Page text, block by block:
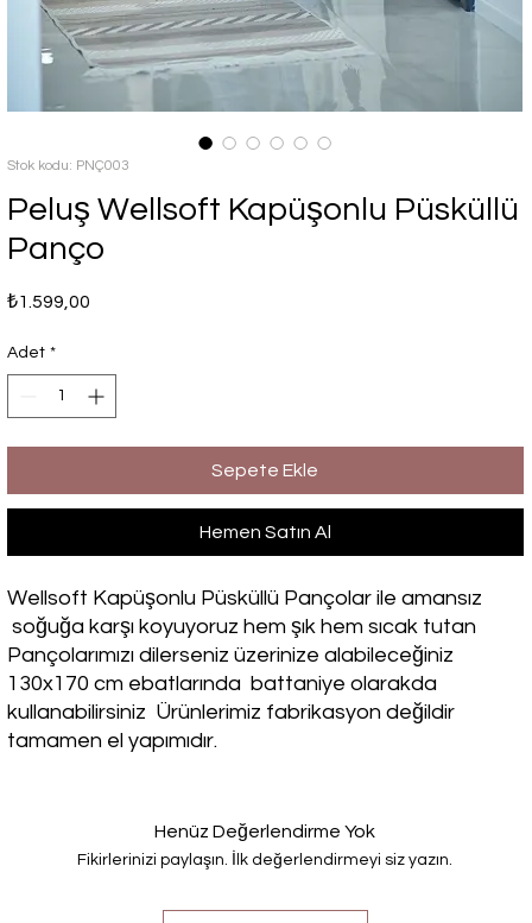
Stok kodu: PNÇ003
Peluş Wellsoft Kapüşonlu Püsküllü
Panço
₺1.599,00
Adet *
Sepete Ekle
Hemen Satın Al
Wellsoft Kapüşonlu Püsküllü Pançolar ile amansız
soğuğa karşı koyuyoruz hem şık hem sıcak tutan
Pançolarımızı dilerseniz üzerinize alabileceğiniz
130x170 cm ebatlarında battaniye olarakda
kullanabilirsiniz Ürünlerimiz fabrikasyon değildir
tamamen el yapımıdır.
Henüz Değerlendirme Yok
Fikirlerinizi paylaşın. İlk değerlendirmeyi siz yazın.